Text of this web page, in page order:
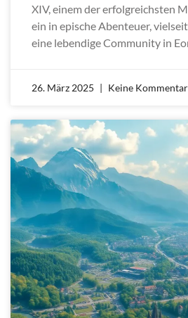
XIV, einem der erfolgreichsten
ein in epische Abenteuer,
eine lebendige Community in
26. März 2025 Keine